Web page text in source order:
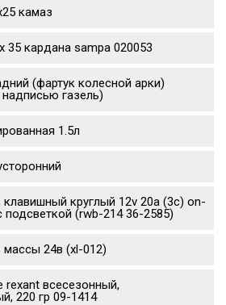
камаз
35 кардана sampa 020053
(фартук колесной арки)
газель)
1.5л
круглый 12v 20а (3с) on-
(rwb-214 36-2585)
24в (xl-012)
rexant всесезонный,
220 гр 09-1414